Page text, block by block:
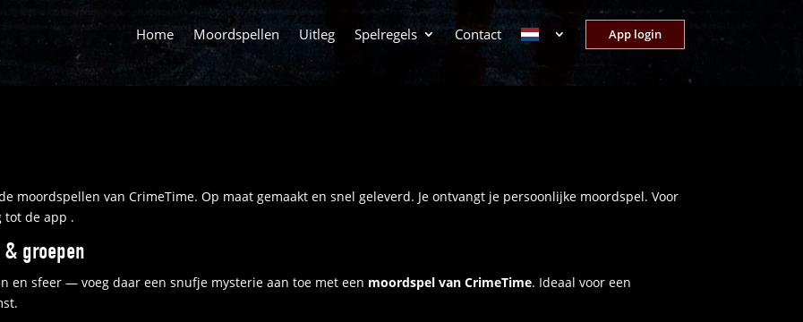
Home Moordspellen Uitleg Spelregels Contact App login
moordspellen van CrimeTime. Op maat gemaakt en snel geleverd. Je ontvangt je persoonlijke moordspel. Voor
tot de app .
groepen
en sfeer — voeg daar een snufje mysterie aan toe met een moordspel van CrimeTime. Ideaal voor een